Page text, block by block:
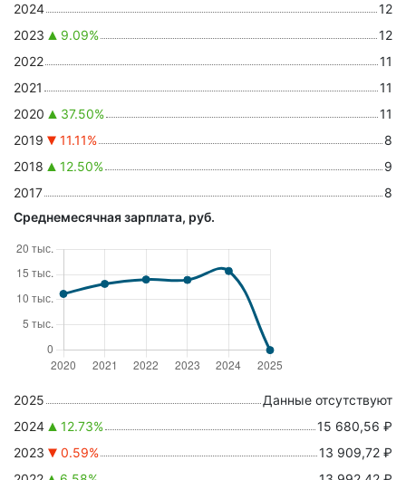
2024
12
2023
9.09%
12
2022
11
2021
11
2020
37.50%
11
2019
11.11%
8
2018
12.50%
9
2017
8
Среднемесячная зарплата, руб.
2025
Данные отсутствуют
2024
12.73%
15 680,56 ₽
2023
0.59%
13 909,72 ₽